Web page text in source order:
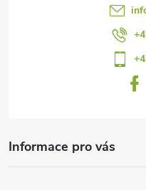
Informace pro vás